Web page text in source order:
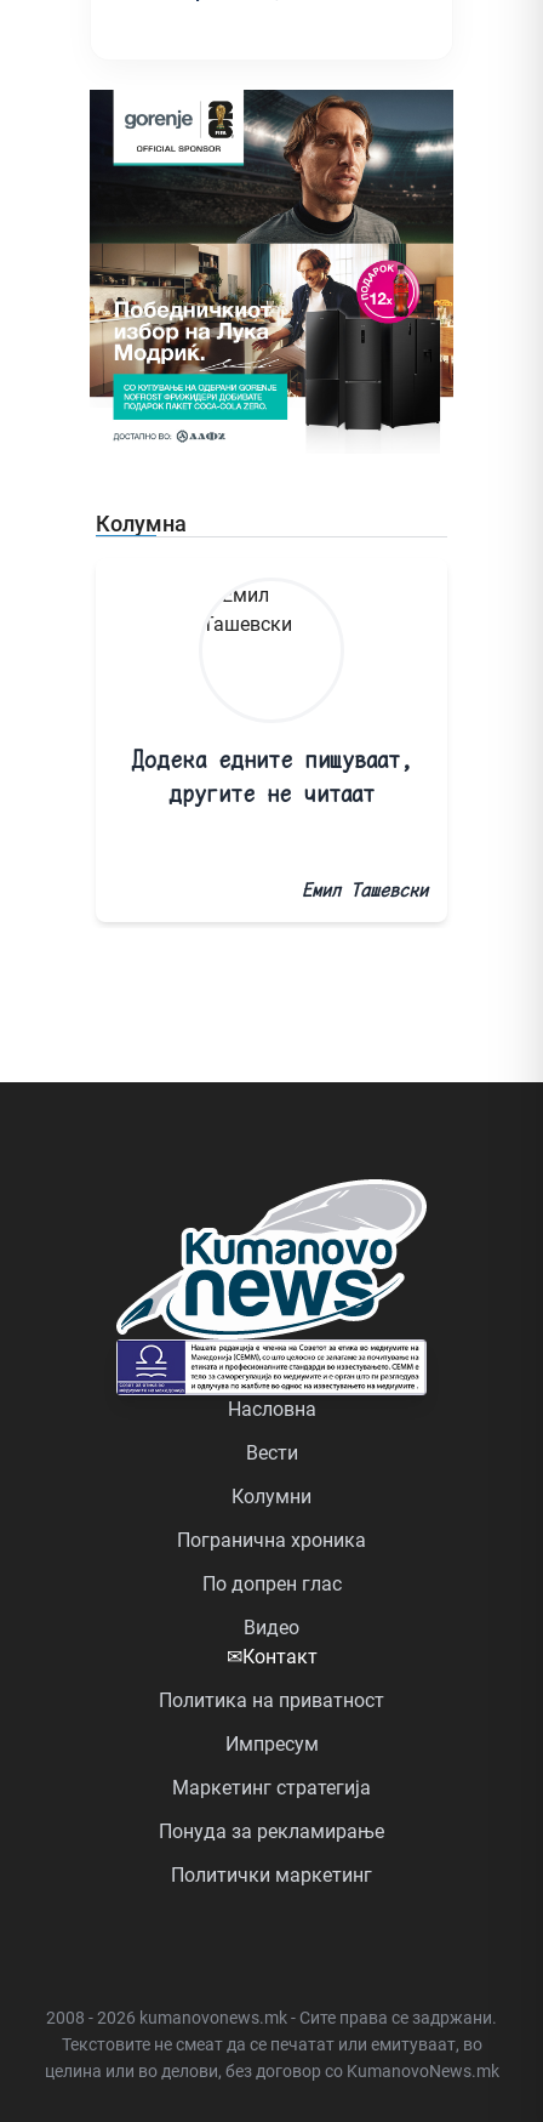
Колумна
Додека едните пишуваат,
другите не читаат
Емил Ташевски
Насловна
Вести
Колумни
Погранична хроника
По допрен глас
Видео
✉Контакт
Политика на приватност
Импресум
Маркетинг стратегија
Понуда за рекламирање
Политички маркетинг
2008 - 2026 kumanovonews.mk - Сите права се задржани.
Текстовите не смеат да се печатат или емитуваат, во
целина или во делови, без договор со KumanovoNews.mk